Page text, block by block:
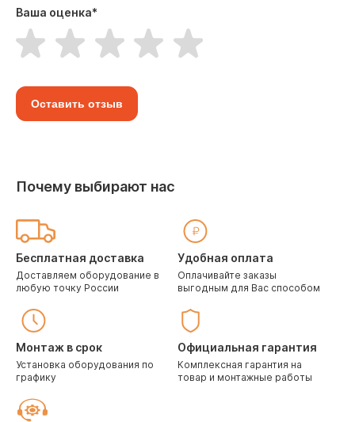
Ваша оценка*
Оставить отзыв
Почему выбирают нас
Бесплатная доставка
Доставляем оборудование в
любую точку России
Удобная оплата
Оплачивайте заказы
выгодным для Вас способом
Монтаж в срок
Установка оборудования по
графику
Официальная гарантия
Комплексная гарантия на
товар и монтажные работы